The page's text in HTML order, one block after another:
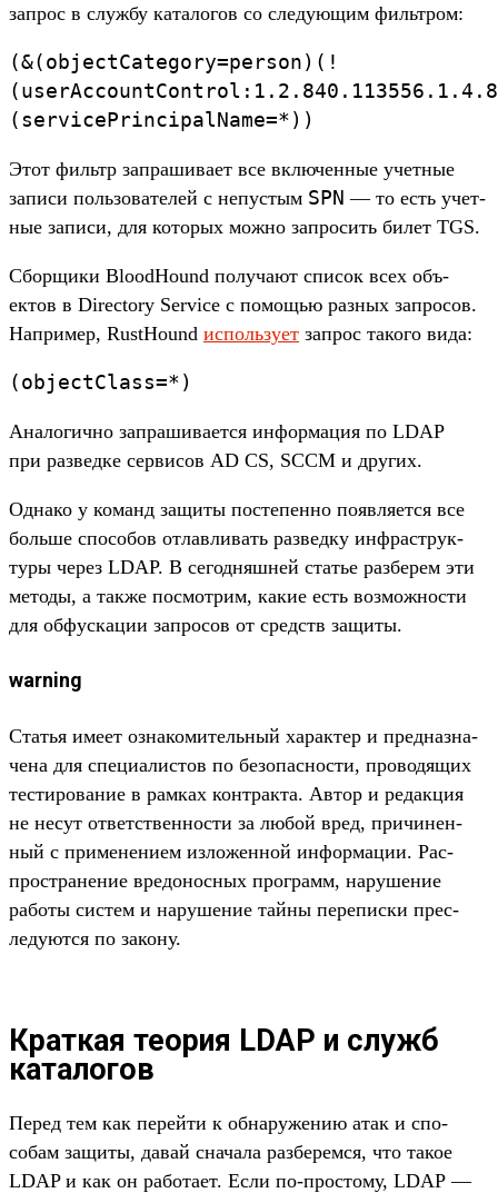
зап­рос в служ­бу катало­гов со сле­дующим филь­тром:
(&(objectCategory=person)( !
(userAccountControl: 1. 2. 840. 113556. 1.4.
(servicePrincipalName=*))
Этот филь­тр зап­рашива­ет все вклю­чен­ные учет­ные
записи поль­зовате­лей с непус­тым SPN — то есть учет­
ные записи, для которых мож­но зап­росить билет TGS.
Сбор­щики BloodHound получа­ют спи­сок всех объ­
ектов в Directory Service с помощью раз­ных зап­росов.
Нап­ример, RustHound ис­поль­зует зап­рос такого вида:
(objectClass=*)
Ана­логич­но зап­рашива­ется информа­ция по LDAP
при раз­ведке сер­висов AD CS, SCCM и дру­гих.
Од­нако у команд защиты пос­тепен­но появ­ляет­ся все
боль­ше спо­собов отлавли­вать раз­ведку инфраструк­
туры через LDAP. В сегод­няшней статье раз­берем эти
методы, а так­же пос­мотрим, какие есть воз­можнос­ти
для обфуска­ции зап­росов от средств защиты.
warning
Статья име­ет озна­коми­тель­ный харак­тер и пред­назна­
чена для спе­циалис­тов по безопас­ности, про­водя­щих
тес­тирова­ние в рам­ках кон­трак­та. Автор и редак­ция
не несут ответс­твен­ности за любой вред, при­чинен­
ный с при­мене­нием изло­жен­ной информа­ции. Рас­
простра­нение вре­донос­ных прог­рамм, наруше­ние
работы сис­тем и наруше­ние тай­ны перепис­ки прес­
леду­ются по закону.
Краткая теория LDAP и служб
каталогов
Пе­ред тем как перей­ти к обна­руже­нию атак и спо­
собам защиты, давай сна­чала раз­берем­ся, что такое
LDAP и как он работа­ет. Если по‑прос­тому, LDAP —